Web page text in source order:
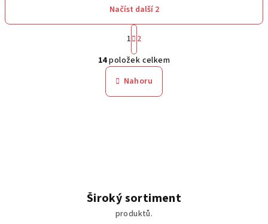
O
v
l
k
y
Načíst další 2
S
t
r
á
n
k
o
1 2
14položek celkem
Nahoru
Široký sortiment
produktů.